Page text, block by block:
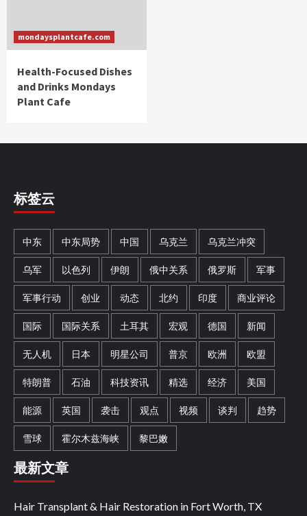
mondaysplantcafe.com
Health-Focused Dishes
and Drinks Mondays
Plant Cafe
标签云
中东 中东局势 中国 乌克兰 乌克兰冲突
乌军 以色列 伊朗 俄中关系 俄罗斯 军事
军事行动 创业 动态 北约 印度 商业评论
国际 国际关系 土耳其 宏观 德国 新闻
无人机 日本 明星公司 普京 欧洲 欧盟
特朗普 石油 科技资讯 精选 经济 美国
能源 英国 袭击 观点 视频 谈判 趋势
雪球 霍尔木兹海峡 黎巴嫩
最新文章
Hair Transplant & Hair Restoration in Fort Worth, TX